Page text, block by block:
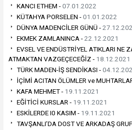
KANCI ETHEM -07.01.2022
KÜTAHYA PORSELEN -01.01.2022
DÜNYA MADENCİLER GÜNÜ -
EKMEK ZAMLANINCA -22.12.2021
EVSEL VE ENDÜSTRİYEL ATIKLARI NE
ATMAKTAN VAZGEÇECEĞİZ - 18.12.2021
TÜRK MADEN-İŞ SENDİKASI -
İÇİMİ ACITAN ÖLÜMLER ve
KAFA MEHMET - 19.11.2021
EĞİTİCİ KURSLAR - 19.11.2021
ESKİLERDE I0 KASIM - 19.11.2021
TAVŞANLI’DA DOST VE ARKADAŞ